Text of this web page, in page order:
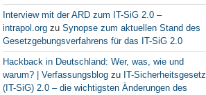
Interview mit der ARD zum IT-SiG 2.0 –
intrapol.orgzu Synopse zum aktuellen Stand des
Gesetzgebungsverfahrens für das IT-SiG 2.0
Hackback in Deutschland: Wer, was, wie und
warum? | Verfassungsblogzu IT-Sicherheitsgesetz
(IT-SiG) 2.0 – die wichtigsten Änderungen des